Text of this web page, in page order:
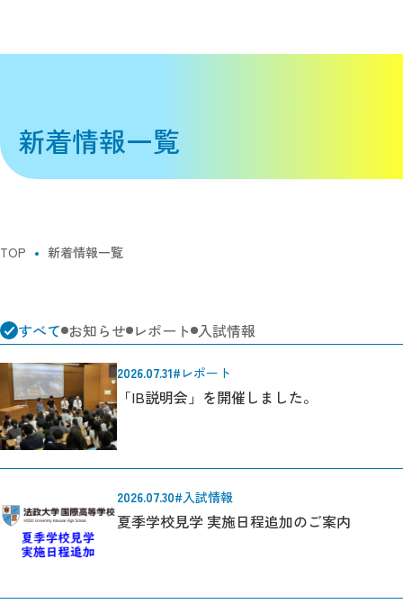
新着情報一覧
TOP 新着情報一覧
すべて お知らせ レポート 入試情報
2026.07.31#レポート
「IB説明会」を開催しました。
2026.07.30#入試情報
夏季学校見学 実施日程追加のご案内